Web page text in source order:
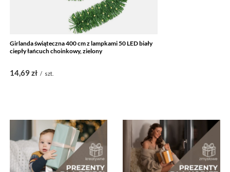
Girlanda świąteczna 400 cm z lampkami 50 LED biały
ciepły łańcuch choinkowy, zielony
14,69 zł / szt.